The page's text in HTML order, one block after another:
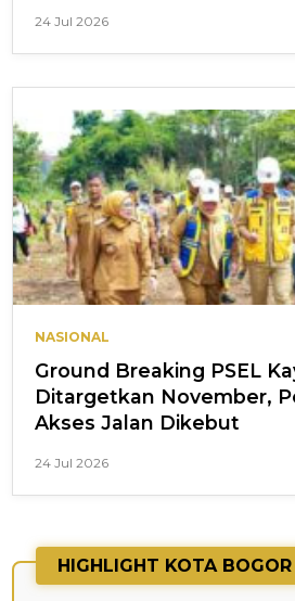
24 Jul 2026
NASIONAL
Ground Breaking PSEL
Ditargetkan November,
Akses Jalan Dikebut
24 Jul 2026
HIGHLIGHT KOTA BOGOR